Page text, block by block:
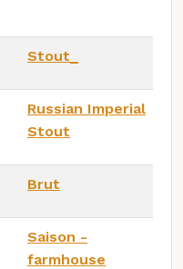
Stout_
Russian Imperial
Stout
Brut
Saison -
farmhouse